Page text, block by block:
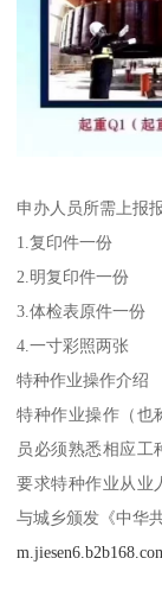
申办人员所需上报
1.复印件一份
2.明复印件一份
3.体检表原件一份
4.一寸彩照两张
特种作业操作介绍
特种作业操作（也
员必须熟悉相应工
要求特种作业从业
与城乡颁发《中华